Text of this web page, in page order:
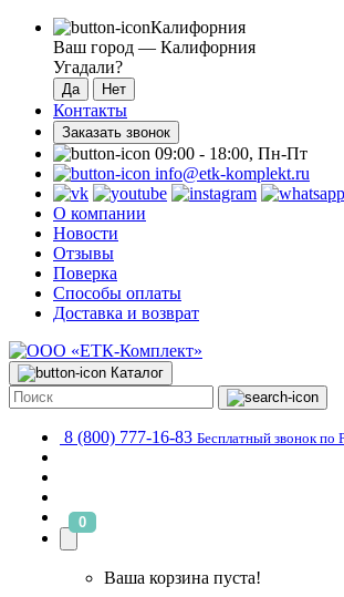
Калифорния
Ваш город — Калифорния
Угадали?
Контакты
Заказать звонок
09:00 - 18:00, Пн-Пт
info@etk-komplekt.ru
О компании
Новости
Отзывы
Поверка
Способы оплаты
Доставка и возврат
Каталог
8 (800) 777-16-83 Бесплатный звонок по
0
Ваша корзина пуста!